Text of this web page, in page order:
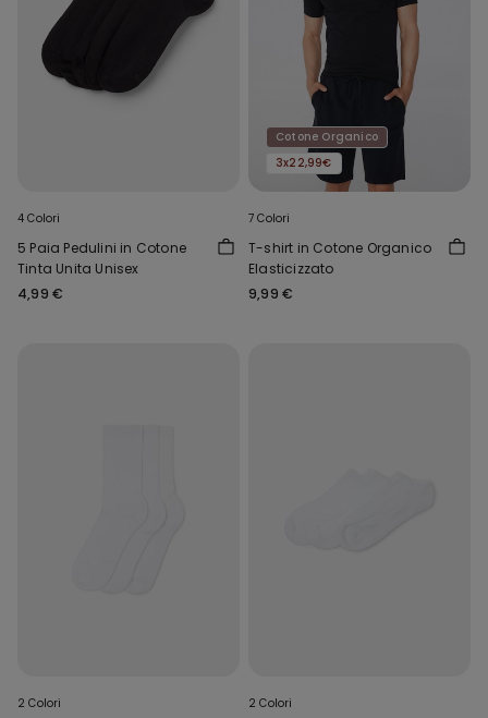
4 Colori
5 Paia Pedulini in Cotone
Tinta Unita Unisex
4,99 €
Cotone Organico
3x22,99€
7 Colori
T-shirt in Cotone Organico
Elasticizzato
9,99 €
2 Colori 2 Colori